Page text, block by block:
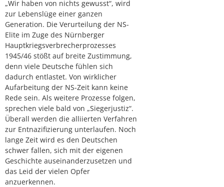
„Wir haben von nichts gewusst“, wird
zur Lebenslüge einer ganzen
Generation. Die Verurteilung der NS-
Elite im Zuge des Nürnberger
Hauptkriegsverbrecherprozesses
1945/46 stößt auf breite Zustimmung,
denn viele Deutsche fühlen sich
dadurch entlastet. Von wirklicher
Aufarbeitung der NS-Zeit kann keine
Rede sein. Als weitere Prozesse folgen,
sprechen viele bald von „Siegerjustiz“.
Überall werden die alliierten Verfahren
zur Entnazifizierung unterlaufen. Noch
lange Zeit wird es den Deutschen
schwer fallen, sich mit der eigenen
Geschichte auseinanderzusetzen und
das Leid der vielen Opfer
anzuerkennen.